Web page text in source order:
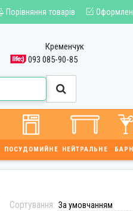
Порівняння товарів
Кременчук
093 085-90-85
ПОСУДОМИЙНЕ НЕЙТРАЛЬНЕ
Сортування: